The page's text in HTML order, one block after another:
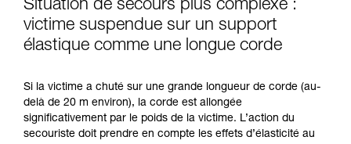
Situation de secours plus complexe :
victime suspendue sur un support
élastique comme une longue corde
Si la victime a chuté sur une grande longueur de corde (au-
delà de 20 m environ), la corde est allongée
significativement par le poids de la victime. L’action du
secouriste doit prendre en compte les effets d’élasticité au